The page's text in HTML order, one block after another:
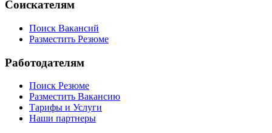
Соискателям
Поиск Вакансий
Разместить Резюме
Работодателям
Поиск Резюме
Разместить Вакансию
Тарифы и Услуги
Наши партнеры